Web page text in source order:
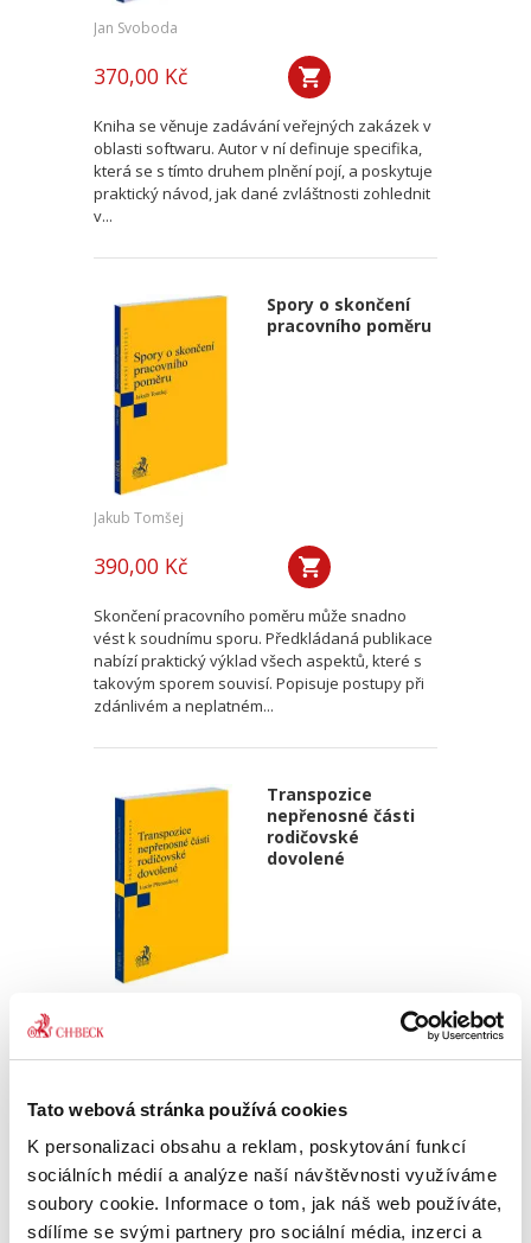
Tato webová stránka používá cookies
K personalizaci obsahu a reklam, poskytování funkcí
sociálních médií a analýze naší návštěvnosti využíváme
soubory cookie. Informace o tom, jak náš web používáte,
sdílíme se svými partnery pro sociální média, inzerci a
Jan Svoboda
370,00 Kč
Kniha se věnuje zadávání veřejných zakázek v
oblasti softwaru. Autor v ní definuje specifika,
která se s tímto druhem plnění pojí, a poskytuje
praktický návod, jak dané zvláštnosti zohlednit
v...
Spory o skončení
pracovního poměru
Jakub Tomšej
390,00 Kč
Skončení pracovního poměru může snadno
vést k soudnímu sporu. Předkládaná publikace
nabízí praktický výklad všech aspektů, které s
takovým sporem souvisí. Popisuje postupy při
zdánlivém a neplatném...
Transpozice
nepřenosné části
rodičovské
dovolené
340,00 Kč
Monografie analyzuje soulad české právní
směrnice Evropského parlamentu a Rady (EU)
2019/1158 ze dne 20. června 2019 o rovnováze
mezi pracovním a...